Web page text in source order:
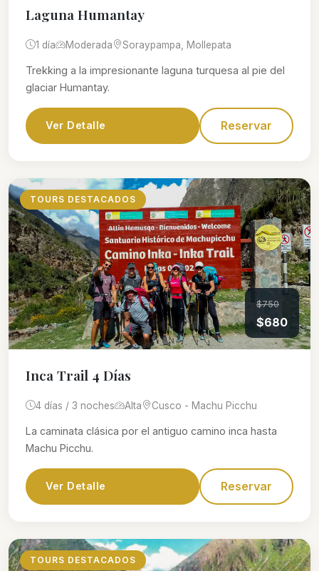
Laguna Humantay
1 día Moderada Soraypampa, Mollepata
Trekking a la impresionante laguna turquesa al pie del
glaciar Humantay.
Ver Detalle Reservar
TOURS DESTACADOS
$750
$680
Inca Trail 4 Días
4 días / 3 noches Alta Cusco - Machu Picchu
La caminata clásica por el antiguo camino inca hasta
Machu Picchu.
Ver Detalle Reservar
TOURS DESTACADOS